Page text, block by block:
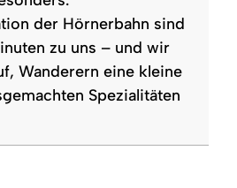
der Hörnerbahn sind
zu uns – und wir
Wanderern eine kleine
Spezialitäten